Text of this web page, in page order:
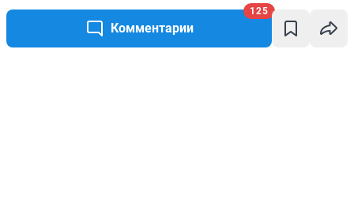
Комментарии
125